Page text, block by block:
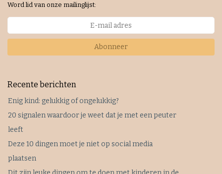
Word lid van onze mailinglijst:
Abonneer
Recente berichten
Enig kind: gelukkig of ongelukkig?
20 signalen waardoor je weet dat je met een peuter
leeft
Deze 10 dingen moet je niet op social media
plaatsen